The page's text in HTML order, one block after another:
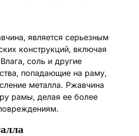
является серьезным
конструкций‚ включая
соль и другие
попадающие на раму‚
металла. Ржавчина
рамы‚ делая ее более